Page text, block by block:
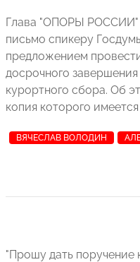
Глава "ОПОРЫ РОССИИ"
письмо спикеру
предложением
досрочного
курортного сбора. Об
копия которого
ВЯЧЕСЛАВ ВОЛОДИН
"Прошу дать поручение